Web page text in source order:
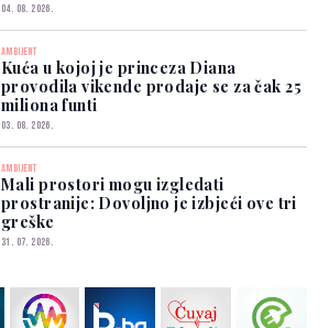
04. 08. 2026.
AMBIJENT
Kuća u kojoj je princeza Diana
provodila vikende prodaje se za čak 25
miliona funti
03. 08. 2026.
AMBIJENT
Mali prostori mogu izgledati
prostranije: Dovoljno je izbjeći ove tri
greške
31. 07. 2026.